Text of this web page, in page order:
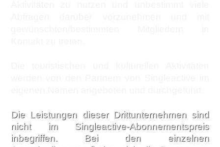
Die Leistungen dieser Drittunternehmen sind
nicht im Singleactive-Abonnementspreis
inbegriffen. Bei den einzelnen